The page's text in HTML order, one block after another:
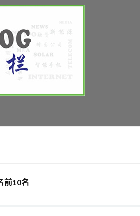
前10名